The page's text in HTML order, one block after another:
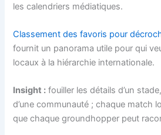
les calendriers médiatiques.
Classement des favoris pour
fournit un panorama utile pour qui
locaux à la hiérarchie internationale.
Insight : fouiller les détails d’un
d’une communauté ; chaque match
que chaque groundhopper peut